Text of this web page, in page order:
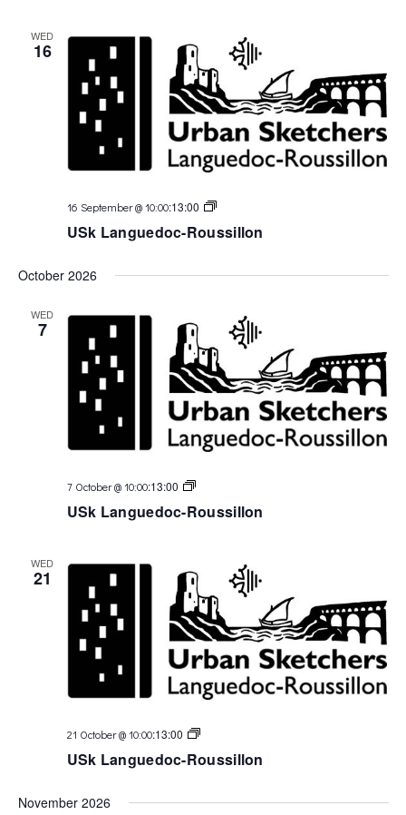
WED
16
16 September @ 10:00:13:00
USk
USk Languedoc-Roussillon
October 2026
WED
7
7 October @ 10:00:13:00
USk
USk Languedoc-Roussillon
WED
21
21 October @ 10:00:13:00
USk
USk Languedoc-Roussillon
November 2026